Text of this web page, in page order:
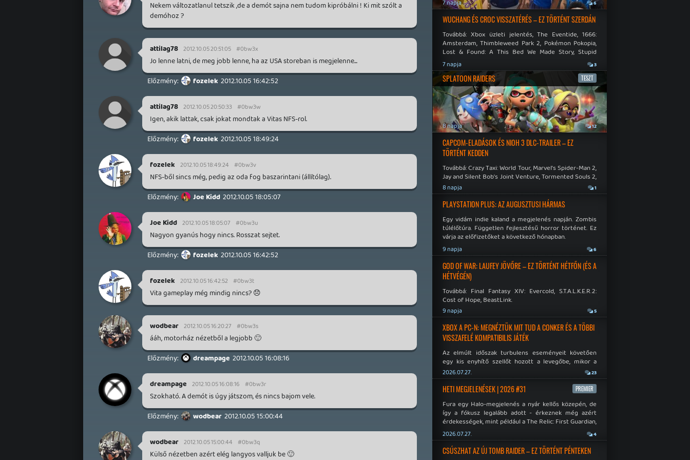
Nekem változatlanul tetszik ,de a demót sajna nem tudom kipróbálni ! Ki mit szólt a
demóhoz ?
attilag78 2012.10.05 20:51:05 #0bw3x
Jo lenne latni, de meg jobb lenne, ha az USA storeban is megjelenne...
fozelek 2012.10.05 16:42:52
attilag78 2012.10.05 20:50:33 #0bw3w
Igen, akik lattak, csak jokat mondtak a Vitas NFS-rol.
fozelek 2012.10.05 18:49:24
fozelek 2012.10.05 18:49:24 #0bw3v
NFS-ből sincs még, pedig az oda fog baszarintani (állítólag).
Joe Kidd 2012.10.05 18:05:07
Joe Kidd 2012.10.05 18:05:07 #0bw3u
Nagyon gyanús hogy nincs. Rosszat sejtet.
fozelek 2012.10.05 16:42:52
fozelek 2012.10.05 16:42:52 #0bw3t
Vita gameplay még mindig nincs? 😞
wodbear 2012.10.05 16:20:27 #0bw3s
ááh, motorház nézetből a legjobb 🙂
dreampage 2012.10.05 16:08:16
dreampage 2012.10.05 16:08:16 #0bw3r
Szokható. A demót is úgy játszom, és nincs bajom vele.
wodbear 2012.10.05 15:00:44
wodbear 2012.10.05 15:00:44 #0bw3q
Külső nézetben azért elég langyos valljuk be 🙂
7 napja 6
WUCHANG ÉS CROC VISSZATÉRÉS – EZ TÖRTÉNT SZERDÁN
Továbbá: Xbox üzleti jelentés, The Eventide, 1666:
Amsterdam, Thimbleweed Park 2, Pokémon Pokopia,
Lost & Found: A This Bed We Made Story, Stupid
Never Dies.
7 napja 3
SPLATOON RAIDERS TESZT
8 napja 12
CAPCOM-ELADÁSOK ÉS NIOH 3 DLC-TRAILER – EZ
TÖRTÉNT KEDDEN
Továbbá: Crazy Taxi: World Tour, Marvel's Spider-Man 2,
Jay and Silent Bob's Joint Venture, Tormented Souls 2,
No More Room in Hell, Slain 2: The Beast Within.
8 napja 1
PLAYSTATION PLUS: AZ AUGUSZTUSI HÁRMAS
Egy vidám indie kaland a megjelenés napján. Zombis
túlélőtúra. Független fejlesztésű horror történet. Ez
várja az előfizetőket a következő hónapban.
9 napja 6
GOD OF WAR: LAUFEY JÖVŐRE – EZ TÖRTÉNT HÉTFŐN (ÉS A
HÉTVÉGÉN)
Továbbá: Final Fantasy XIV: Evercold, S.T.A.L.K.E.R.2:
Cost of Hope, BeastLink.
9 napja 5
XBOX A PC-N: MEGNÉZTÜK MIT TUD A CONKER ÉS A TÖBBI
VISSZAFELÉ KOMPATIBILIS JÁTÉK
Az elmúlt időszak turbulens eseményeit követően
egy kis enyhítő szellőt hozott a levegőbe, mikor a
Microsoft bejelentette, hogy PC-re is kiterjesztik az
Xbox Original visszafelé kompatibilitást. Lássuk,
meddig jutottak...
2026.07.27. 23
HETI MEGJELENÉSEK | 2026 #31 PREMIER
Fura egy Halo-megjelenés a nyár kellős közepén, de
így a fókusz legalább adott - érkeznek még azért
érdekességek, mint például a The Relic: First Guardian,
a Xenoblade Chronicles 2 és a Dispatch új átiratai vagy
éppen a Mistfall Hunter
2026.07.27. 4
CSÚSZHAT AZ ÚJ TOMB RAIDER – EZ TÖRTÉNT PÉNTEKEN